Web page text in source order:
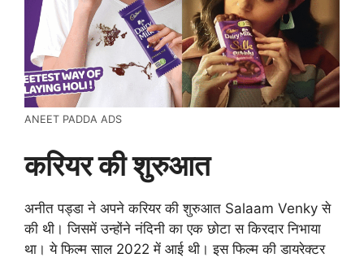
ANEET PADDA ADS
करियर की शुरुआत
अनीत पड्डा ने अपने करियर की शुरुआत Salaam Venky से
की थी। जिसमें उन्होंने नंदिनी का एक छोटा स किरदार निभाया
था। ये फिल्म साल 2022 में आई थी। इस फिल्म की डायरेक्टर